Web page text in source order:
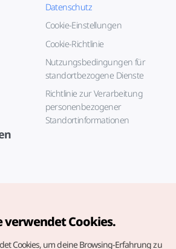
Datenschutz
Cookie-Einstellungen
Cookie-Richtlinie
Nutzungsbedingungen für
standortbezogene Dienste
Richtlinie zur Verarbeitung
personenbezogener
Standortinformationen
verwendet Cookies.
Cookies, um deine Browsing-Erfahrung zu